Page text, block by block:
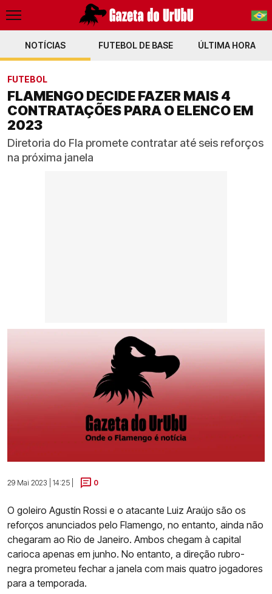
PT-BR
NOTÍCIAS FUTEBOL DE BASE ÚLTIMA HORA
FUTEBOL
FLAMENGO DECIDE FAZER MAIS 4
CONTRATAÇÕES PARA O ELENCO EM
2023
Diretoria do Fla promete contratar até seis reforços
na próxima janela
29 Mai 2023 | 14:25 | 0
O goleiro Agustín Rossi e o atacante Luiz Araújo são os
reforços anunciados pelo Flamengo, no entanto, ainda não
chegaram ao Rio de Janeiro. Ambos chegam à capital
carioca apenas em junho. No entanto, a direção rubro-
negra prometeu fechar a janela com mais quatro jogadores
para a temporada.